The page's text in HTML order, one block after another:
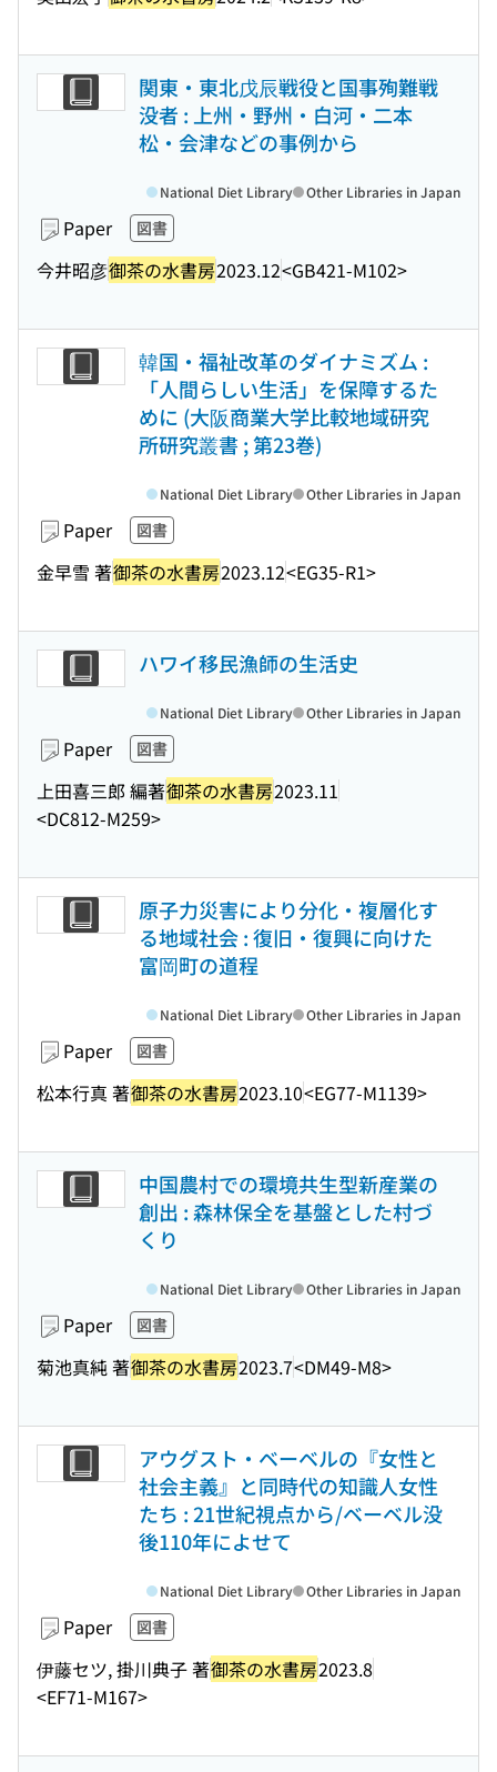
関東・東北戊辰戦役と国事殉難戦
没者 : 上州・野州・白河・二本
松・会津などの事例から
Paper 図書
今井昭彦御茶の水書房2023.12<GB421-M102>
National Diet Library Other Libraries in Japan
韓国・福祉改革のダイナミズム :
「人間らしい生活」を保障するた
めに (大阪商業大学比較地域研究
所研究叢書 ; 第23巻)
Paper 図書
金早雪 著御茶の水書房2023.12<EG35-R1>
National Diet Library Other Libraries in Japan
ハワイ移民漁師の生活史
Paper 図書
上田喜三郎 編著御茶の水書房2023.11
<DC812-M259>
National Diet Library Other Libraries in Japan
原子力災害により分化・複層化す
る地域社会 : 復旧・復興に向けた
富岡町の道程
Paper 図書
松本行真 著御茶の水書房2023.10<EG77-M1139>
National Diet Library Other Libraries in Japan
中国農村での環境共生型新産業の
創出 : 森林保全を基盤とした村づ
くり
Paper 図書
菊池真純 著御茶の水書房2023.7<DM49-M8>
National Diet Library Other Libraries in Japan
アウグスト・ベーベルの『女性と
社会主義』と同時代の知識人女性
たち : 21世紀視点から/ベーベル没
後110年によせて
Paper 図書
伊藤セツ, 掛川典子 著御茶の水書房2023.8
<EF71-M167>
National Diet Library Other Libraries in Japan